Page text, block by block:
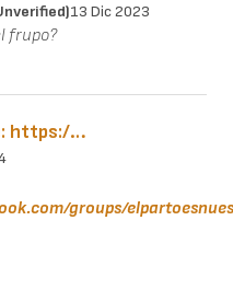
13 Dic 2023
frupo?
https:/…
groups/